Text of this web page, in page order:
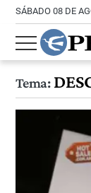
SÁBADO 08 DE
Tema: